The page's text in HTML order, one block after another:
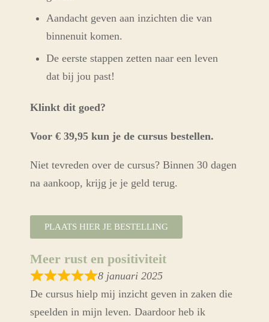
Aandacht geven aan inzichten die van
binnenuit komen.
De eerste stappen zetten naar een leven
dat bij jou past!
Klinkt dit goed?
Voor € 39,95 kun je de cursus bestellen.
Niet tevreden over de cursus? Binnen 30 dagen
na aankoop, krijg je je geld terug.
PLAATS HIER JE BESTELLING
Meer rust en positiviteit
8 januari 2025
De cursus hielp mij inzicht geven in zaken die
speelden in mijn leven. Daardoor heb ik